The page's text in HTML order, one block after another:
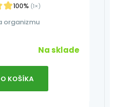
100% (1×)
organizmu
Na sklade
KOŠÍKA